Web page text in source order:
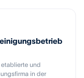
und
in der